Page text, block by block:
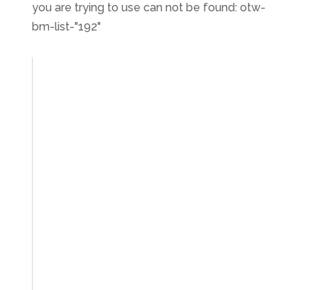
you are trying to use can not be found: otw-
bm-list-"192"